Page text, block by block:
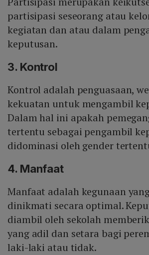
partisipasi seseorang atau
kegiatan dan atau dalam
keputusan.
3. Kontrol
Kontrol adalah penguasaan,
kekuatan untuk mengambil
Dalam hal ini apakah
tertentu sebagai pengambil
didominasi oleh gender
4. Manfaat
Manfaat adalah kegunaan
dinikmati secara optimal.
diambil oleh sekolah
yang adil dan setara bagi
laki-laki atau tidak.